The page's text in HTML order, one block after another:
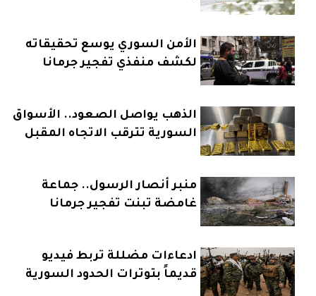
الأمن السوري يوسع تحقيقاته
لكشف منفذي تفجير جرمانا
الذهب يواصل الصعود.. الأسواق
السورية تترقب الاتجاه المقبل
منبر أنصار الرسول.. جماعة
غامضة تبنت تفجير جرمانا
ادعاءات مضللة تربط فيديو
قديماً بتوترات الحدود السورية